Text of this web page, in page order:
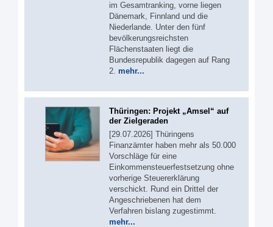
im Gesamtranking, vorne liegen
Dänemark, Finnland und die
Niederlande. Unter den fünf
bevölkerungsreichsten
Flächenstaaten liegt die
Bundesrepublik dagegen auf Rang
2. mehr...
Thüringen: Projekt „Amsel“ auf
der Zielgeraden
[29.07.2026] Thüringens
Finanzämter haben mehr als 50.000
Vorschläge für eine
Einkommensteuerfestsetzung ohne
vorherige Steuererklärung
verschickt. Rund ein Drittel der
Angeschriebenen hat dem
Verfahren bislang zugestimmt.
mehr...